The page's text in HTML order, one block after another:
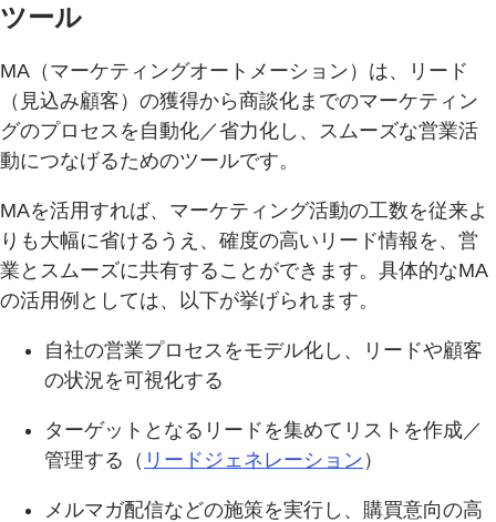
ツール
MA（マーケティングオートメーション）は、リード
（見込み顧客）の獲得から商談化までのマーケティン
グのプロセスを自動化／省力化し、スムーズな営業活
動につなげるためのツールです。
MAを活用すれば、マーケティング活動の工数を従来よ
りも大幅に省けるうえ、確度の高いリード情報を、営
業とスムーズに共有することができます。具体的なMA
の活用例としては、以下が挙げられます。
自社の営業プロセスをモデル化し、リードや顧客
の状況を可視化する
ターゲットとなるリードを集めてリストを作成／
管理する（ リードジェネレーション ）
メルマガ配信などの施策を実行し、購買意向の高